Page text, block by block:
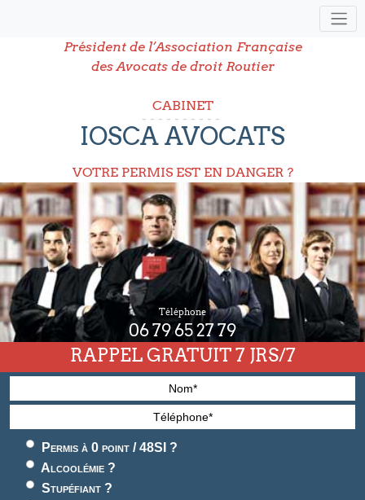
Président de l’Association Française
des Avocats de droit Routier
CABINET
IOSCA AVOCATS
VOTRE PERMIS EST EN DANGER ?
Téléphone
06 79 65 27 79
RAPPEL GRATUIT 7 JRS/7
Permis à 0 point / 48SI ?
Alcoolémie ?
Stupéfiant ?